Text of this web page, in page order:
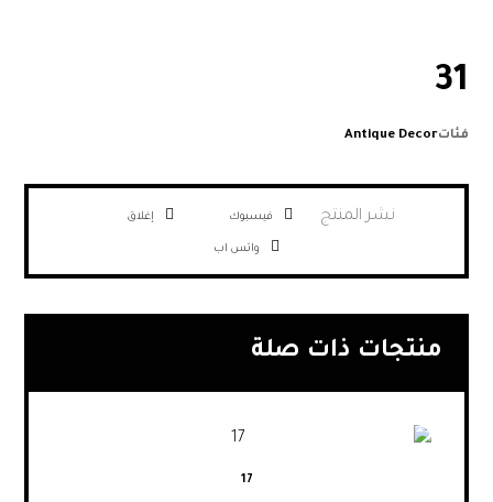
31
فئاتAntique Decor
فيسبوك إغلاق
واتس اب
منتجات ذات صلة
17